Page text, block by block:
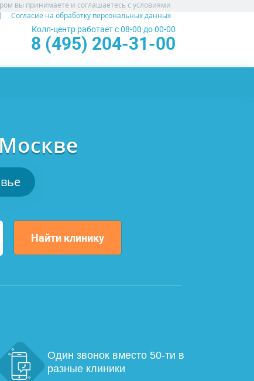
вы принимаете и соглашаетесь с условиями
Согласие на обработку персональных данных
Колл-центр работает с 08-00 до 00-00
8 (495) 204-31-00
Найти клинику
Один звонок вместо 50-ти в
разные клиники